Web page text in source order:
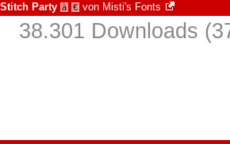
Stitch Party à € von Misti's Fonts
38.301 Downloads